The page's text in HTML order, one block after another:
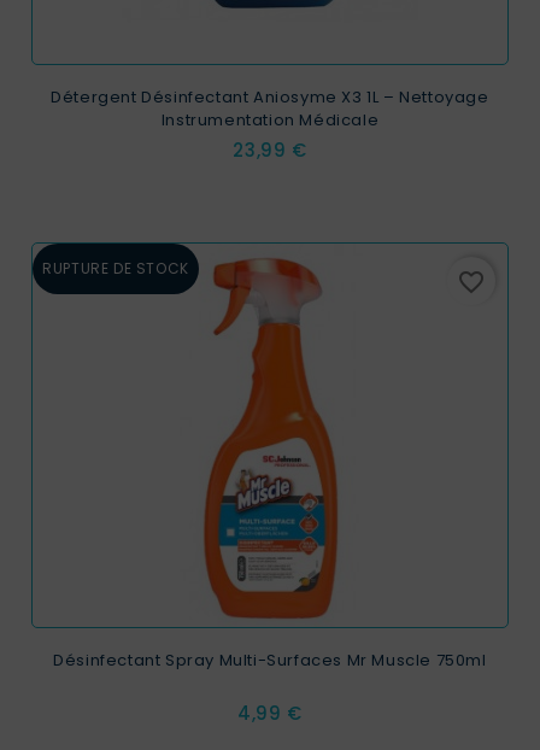
Détergent Désinfectant Aniosyme X3 1L – Nettoyage
Instrumentation Médicale
Prix
23,99 €
RUPTURE DE STOCK favorite_border
Désinfectant Spray Multi-Surfaces Mr Muscle 750ml
Prix
4,99 €